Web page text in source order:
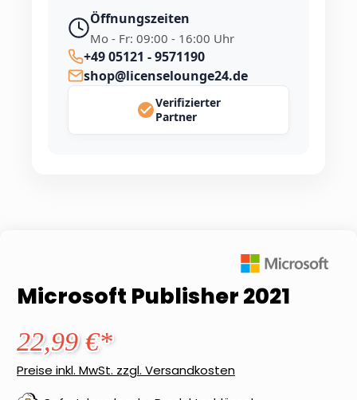
Öffnungszeiten
Mo - Fr: 09:00 - 16:00 Uhr
+49 05121 - 9571190
shop@licenselounge24.de
Verifizierter
Partner
Microsoft Publisher 2021
22,99 €*
Preise inkl. MwSt. zzgl. Versandkosten